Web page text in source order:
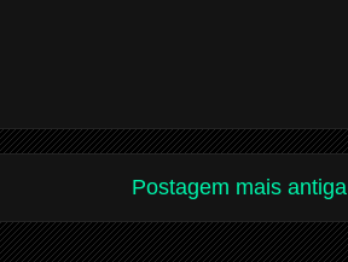
Postagem mais antiga